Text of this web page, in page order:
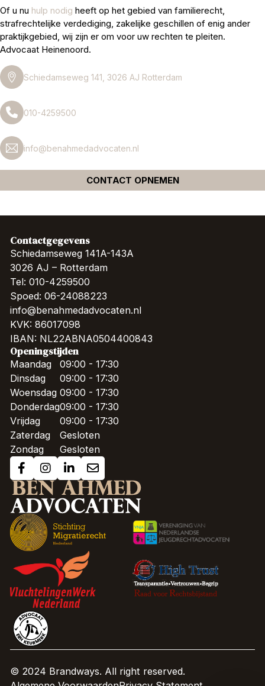
Of u nu hulp nodig heeft op het gebied van familierecht,
strafrechtelijke verdediging, zakelijke geschillen of enig ander
praktijkgebied, wij zijn er om voor uw rechten te pleiten.
Advocaat Heinenoord.
Schiedamseweg 141, 3026 AJ Rotterdam
010-4259500
info@benahmedadvocaten.nl
CONTACT OPNEMEN
Contactgegevens
Schiedamseweg 141A-143A
3026 AJ – Rotterdam
Tel: 010-4259500
Spoed: 06-24088223
info@benahmedadvocaten.nl
KVK: 86017098
IBAN: NL22ABNA0504400843
Openingstijden
Maandag
Dinsdag
Woensdag
Donderdag
Vrijdag
Zaterdag
Zondag
09:00 - 17:30
09:00 - 17:30
09:00 - 17:30
09:00 - 17:30
09:00 - 17:30
Gesloten
Gesloten
© 2024 Brandways. All right reserved.